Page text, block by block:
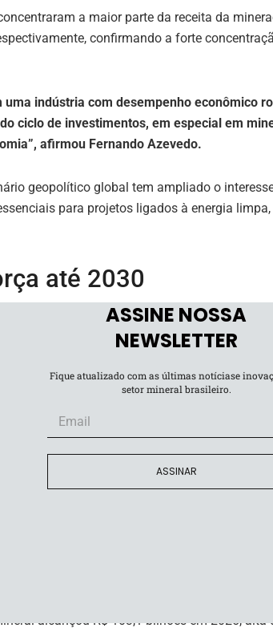
a maior parte da receita da
confirmando a forte
indústria com desempenho econômico
ciclo de investimentos, em especial em
afirmou Fernando Azevedo.
geopolítico global tem ampliado o
para projetos ligados à energia limpa,
até 2030
do ciclo de investimentos na
é de US$ 76,9 bilhões, valor 12,5% superior ao
significativa desses aportes. A previsão de
bilhões até 2030, crescimento de 15,2% em
demandas globais de transição energética e
em mineração para o período 2025–2029
alcançou R$ 103,1 bilhões em 2025, alta
ASSINE NOSSA
NEWSLETTER
Fique atualizado com as últimas notíciase
setor mineral brasileiro.
ASSINAR